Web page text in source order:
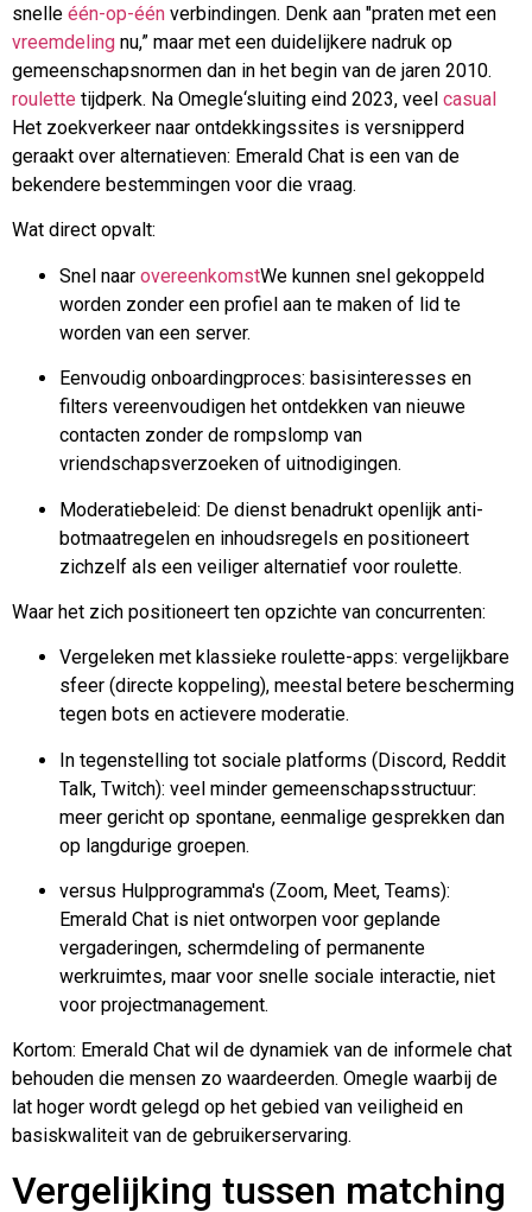
snelle één-op-één verbindingen. Denk aan "praten met een
vreemdeling nu,” maar met een duidelijkere nadruk op
gemeenschapsnormen dan in het begin van de jaren 2010.
roulette tijdperk. Na Omegle‘sluiting eind 2023, veel casual
Het zoekverkeer naar ontdekkingssites is versnipperd
geraakt over alternatieven: Emerald Chat is een van de
bekendere bestemmingen voor die vraag.
Wat direct opvalt:
Snel naar overeenkomstWe kunnen snel gekoppeld
worden zonder een profiel aan te maken of lid te
worden van een server.
Eenvoudig onboardingproces: basisinteresses en
filters vereenvoudigen het ontdekken van nieuwe
contacten zonder de rompslomp van
vriendschapsverzoeken of uitnodigingen.
Moderatiebeleid: De dienst benadrukt openlijk anti-
botmaatregelen en inhoudsregels en positioneert
zichzelf als een veiliger alternatief voor roulette.
Waar het zich positioneert ten opzichte van concurrenten:
Vergeleken met klassieke roulette-apps: vergelijkbare
sfeer (directe koppeling), meestal betere bescherming
tegen bots en actievere moderatie.
In tegenstelling tot sociale platforms (Discord, Reddit
Talk, Twitch): veel minder gemeenschapsstructuur:
meer gericht op spontane, eenmalige gesprekken dan
op langdurige groepen.
versus Hulpprogramma's (Zoom, Meet, Teams):
Emerald Chat is niet ontworpen voor geplande
vergaderingen, schermdeling of permanente
werkruimtes, maar voor snelle sociale interactie, niet
voor projectmanagement.
Kortom: Emerald Chat wil de dynamiek van de informele chat
behouden die mensen zo waardeerden. Omegle waarbij de
lat hoger wordt gelegd op het gebied van veiligheid en
basiskwaliteit van de gebruikerservaring.
Vergelijking tussen matching